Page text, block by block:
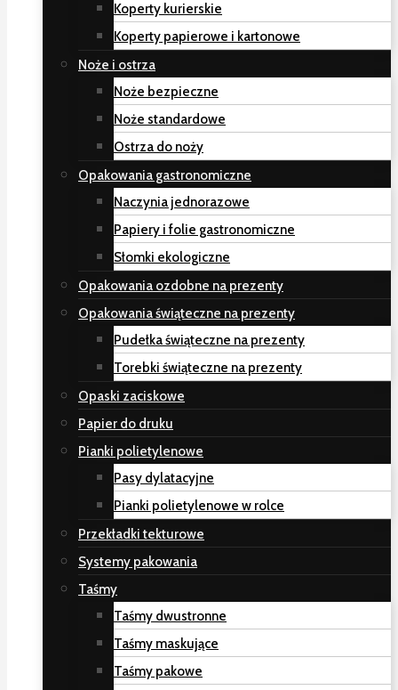
Koperty kurierskie
Koperty papierowe i kartonowe
Noże i ostrza
Noże bezpieczne
Noże standardowe
Ostrza do noży
Opakowania gastronomiczne
Naczynia jednorazowe
Papiery i folie gastronomiczne
Słomki ekologiczne
Opakowania ozdobne na prezenty
Opakowania świąteczne na prezenty
Pudełka świąteczne na prezenty
Torebki świąteczne na prezenty
Opaski zaciskowe
Papier do druku
Pianki polietylenowe
Pasy dylatacyjne
Pianki polietylenowe w rolce
Przekładki tekturowe
Systemy pakowania
Taśmy
Taśmy dwustronne
Taśmy maskujące
Taśmy pakowe